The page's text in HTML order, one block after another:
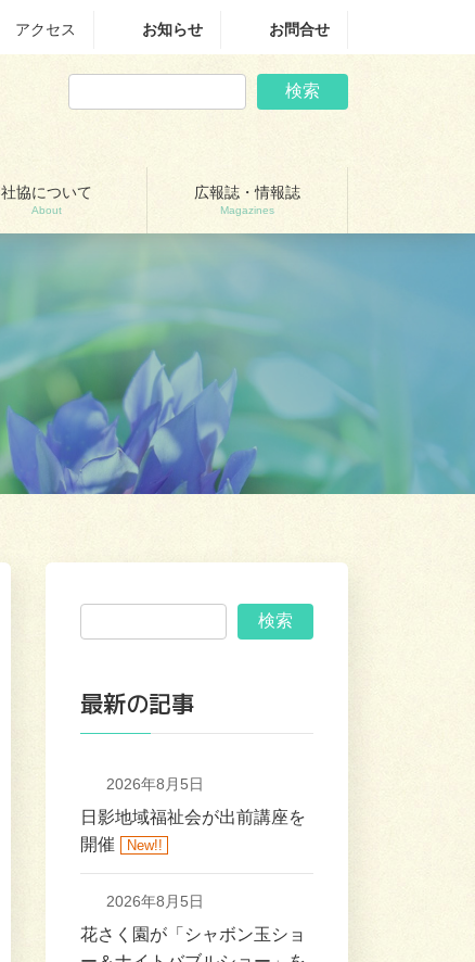
アクセス お知らせ お問合せ
検索
社協について
About
広報誌・情報誌
Magazines
検索
最新の記事
2026年8月5日
日影地域福祉会が出前講座を
開催
New!!
2026年8月5日
花さく園が「シャボン玉ショ